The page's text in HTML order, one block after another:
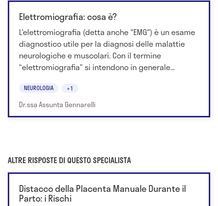
Elettromiografia: cosa è?
L’elettromiografia (detta anche "EMG") è un esame
diagnostico utile per la diagnosi delle malattie
neurologiche e muscolari. Con il termine
“elettromiografia” si intendono in generale...
NEUROLOGIA +1
Dr.ssa Assunta Gennarelli
ALTRE RISPOSTE DI QUESTO SPECIALISTA
Distacco della Placenta Manuale Durante il
Parto: i Rischi